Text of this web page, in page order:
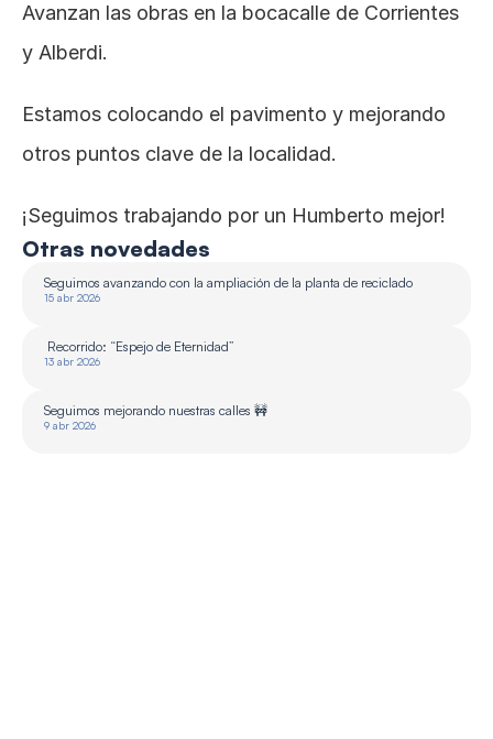
Otras novedades
Seguimos avanzando con la ampliación de la planta de reciclado
15 abr 2026
Recorrido: “Espejo de Eternidad”
13 abr 2026
Seguimos mejorando nuestras calles 🚧
9 abr 2026
Avanzan las obras en la bocacalle de Corrientes
y Alberdi.
Estamos colocando el pavimento y mejorando
otros puntos clave de la localidad.
¡Seguimos trabajando por un Humberto mejor!